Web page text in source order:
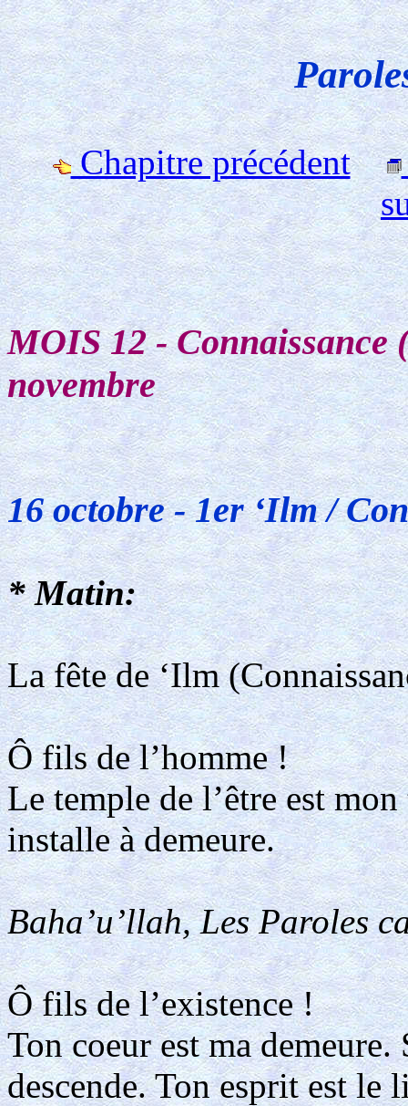
Chapitre précédent
MOIS 12 -
novembre
16 octobre - 1er ‘Ilm /
* Matin:
La fête de ‘Ilm
Ô fils de l’homme !
Le temple de l’être est
installe à demeure.
Baha’u’llah, Les Paroles
Ô fils de l’existence !
Ton coeur est ma
descende. Ton esprit est